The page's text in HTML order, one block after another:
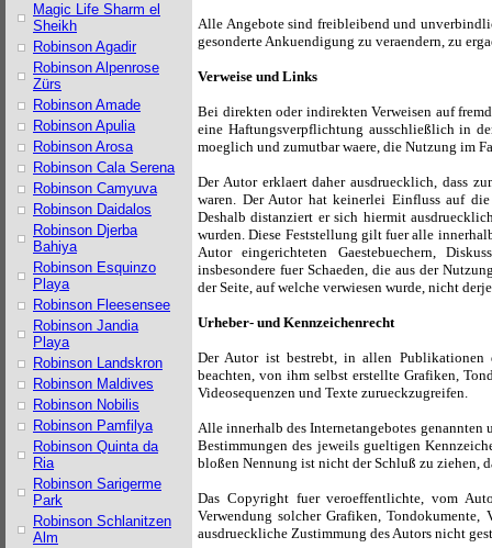
Magic Life Sharm el
Sheikh
Robinson Agadir
Robinson Alpenrose
Zürs
Robinson Amade
Robinson Apulia
Robinson Arosa
Robinson Cala Serena
Robinson Camyuva
Robinson Daidalos
Robinson Djerba
Bahiya
Robinson Esquinzo
Playa
Robinson Fleesensee
Robinson Jandia
Playa
Robinson Landskron
Robinson Maldives
Robinson Nobilis
Robinson Pamfilya
Robinson Quinta da
Ria
Robinson Sarigerme
Park
Robinson Schlanitzen
Alm
Alle Angebote sind freibleibend und
gesonderte Ankuendigung zu veraendern, zu
Verweise und Links
Bei direkten oder indirekten Verweisen auf
eine Haftungsverpflichtung ausschließlich in
moeglich und zumutbar waere, die Nutzung im
Der Autor erklaert daher ausdruecklich, dass
waren. Der Autor hat keinerlei Einfluss auf
Deshalb distanziert er sich hiermit
wurden. Diese Feststellung gilt fuer alle
Autor eingerichteten Gaestebuechern,
insbesondere fuer Schaeden, die aus der
der Seite, auf welche verwiesen wurde, nicht
Urheber- und Kennzeichenrecht
Der Autor ist bestrebt, in allen Publikationen
beachten, von ihm selbst erstellte Grafiken,
Videosequenzen und Texte zurueckzugreifen.
Alle innerhalb des Internetangebotes
Bestimmungen des jeweils gueltigen
bloßen Nennung ist nicht der Schluß zu ziehen,
Das Copyright fuer veroeffentlichte, vom
Verwendung solcher Grafiken,
ausdrueckliche Zustimmung des Autors nicht